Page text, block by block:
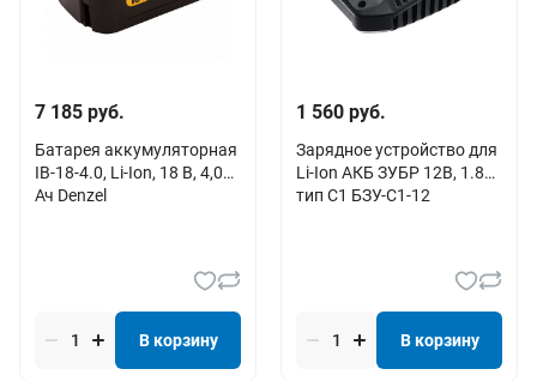
7 185 руб.
Батарея аккумуляторная
IB-18-4.0, Li-Ion, 18 В, 4,0
Ач Denzel
В корзину
1 560 руб.
Зарядное устройство для
Li-Ion АКБ ЗУБР 12В, 1.8А,
тип С1 БЗУ-С1-12
В корзину